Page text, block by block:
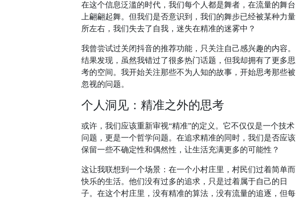
在这个信息泛滥的时代，我们每个人都是舞者，在流量的舞台
上翩翩起舞。但我们是否意识到，我们的舞步已经被某种力量
所左右，我们失去了自我，迷失在精准的迷雾中？
我曾尝试过关闭抖音的推荐功能，只关注自己感兴趣的内容。
结果发现，虽然我错过了很多热门话题，但我却拥有了更多思
考的空间。我开始关注那些不为人知的故事，开始思考那些被
忽视的问题。
个人洞见：精准之外的思考
或许，我们应该重新审视“精准”的定义。它不仅仅是一个技术
问题，更是一个哲学问题。在追求精准的同时，我们是否应该
保留一些不确定性和偶然性，让生活充满更多的可能性？
这让我联想到一个场景：在一个小村庄里，村民们过着简单而
快乐的生活。他们没有过多的追求，只是过着属于自己的日
子。在这个村庄里，没有精准的算法，没有流量的追逐，但每